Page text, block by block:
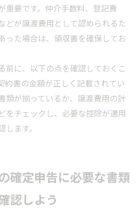
重要です。仲介手数料、登記費
どが譲渡費用として認められるた
った場合は、領収書を確保してお
前に、以下の点を確認しておくこ
約書の金額が正しく記載されてい
類が揃っているか、譲渡費用の計
をチェックし、必要な控除が適用
ます。
確定申告に必要な書類
認しよう